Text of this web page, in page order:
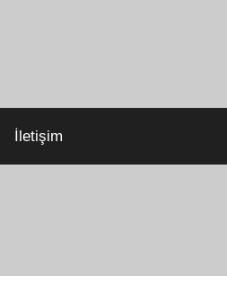
İletişim